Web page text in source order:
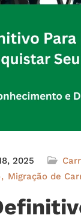
2025
Migração de